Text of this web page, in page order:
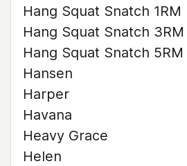
Hang Squat Snatch 1RM
Hang Squat Snatch 3RM
Hang Squat Snatch 5RM
Hansen
Harper
Havana
Heavy Grace
Helen